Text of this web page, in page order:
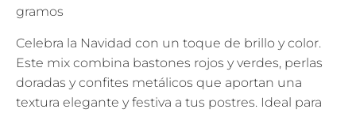
gramos
Celebra la Navidad con un toque de brillo y color.
Este mix combina bastones rojos y verdes, perlas
doradas y confites metálicos que aportan una
textura elegante y festiva a tus postres. Ideal para